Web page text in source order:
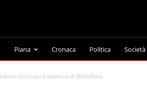
Piana Cronaca Politica Società
bocciato il bilancio di Bellofiore